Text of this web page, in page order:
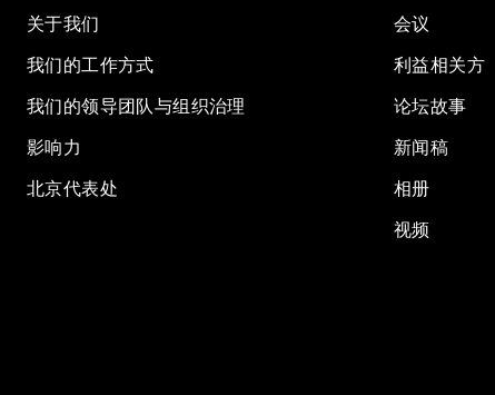
关于我们
我们的工作方式
我们的领导团队与组织治理
影响力
北京代表处
会议
利益相关方
论坛故事
新闻稿
相册
视频